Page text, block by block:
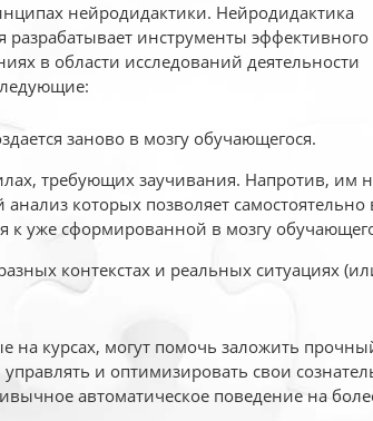
нейродидактики. Нейродидактика
инструменты эффективного
в области исследований деятельности
заново в мозгу обучающегося.
требующих заучивания. Напротив, им
которых позволяет
уже сформированной в мозгу
контекстах и реальных ситуациях
на курсах, могут помочь заложить
и оптимизировать свои
автоматическое поведение на